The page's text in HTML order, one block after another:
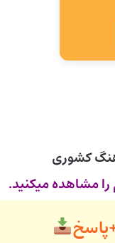
کشوری
را مشاهده میکنید.